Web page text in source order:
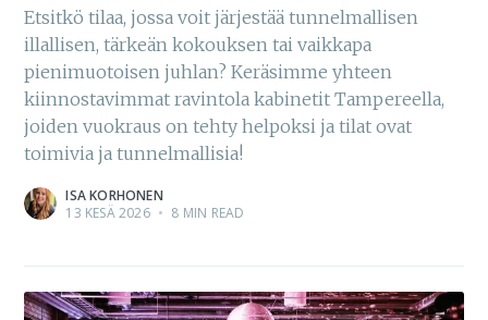
Etsitkö tilaa, jossa voit järjestää tunnelmallisen
illallisen, tärkeän kokouksen tai vaikkapa
pienimuotoisen juhlan? Keräsimme yhteen
kiinnostavimmat ravintola kabinetit Tampereella,
joiden vuokraus on tehty helpoksi ja tilat ovat
toimivia ja tunnelmallisia!
ISA KORHONEN
13 KESÄ 2026 • 8 MIN READ